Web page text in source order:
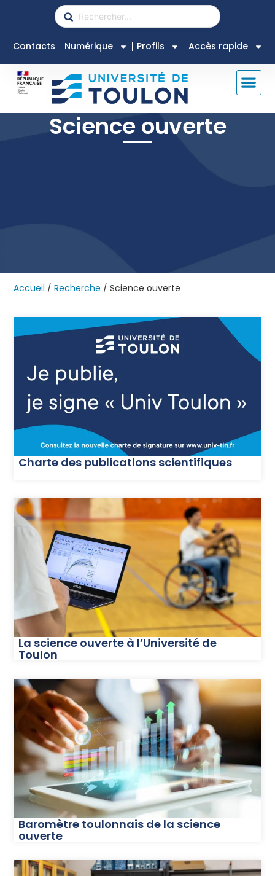
Contacts Numérique Profils Accès rapide
Science ouverte
Accueil /Recherche /Science ouverte
Charte des publications scientifiques
La science ouverte à l’Université de
Toulon
Baromètre toulonnais de la science
ouverte